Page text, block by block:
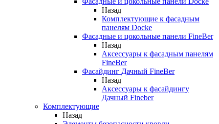
Назад
Комплектующие к фасадным
панелям Docke
Фасадные и цокольные панели FineBer
Назад
Аксессуары к фасадным панелям
FineBer
Фасайдинг Дачный FineBer
Назад
Аксессуары к фасайдингу
Дачный Fineber
Комплектующие
Назад